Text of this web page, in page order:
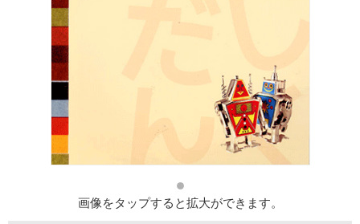
画像をタップすると拡大ができます。